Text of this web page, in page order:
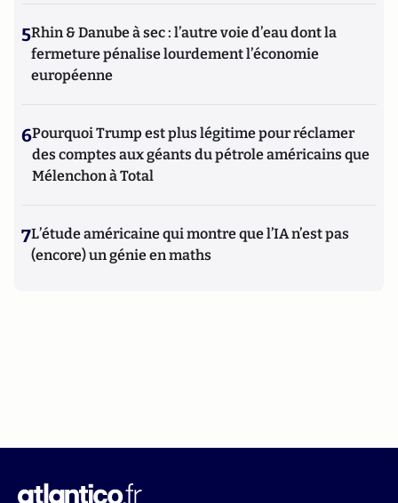
5Rhin & Danube à sec : l’autre voie d’eau dont la
fermeture pénalise lourdement l’économie
européenne
6Pourquoi Trump est plus légitime pour réclamer
des comptes aux géants du pétrole américains que
Mélenchon à Total
7L’étude américaine qui montre que l’IA n’est pas
(encore) un génie en maths